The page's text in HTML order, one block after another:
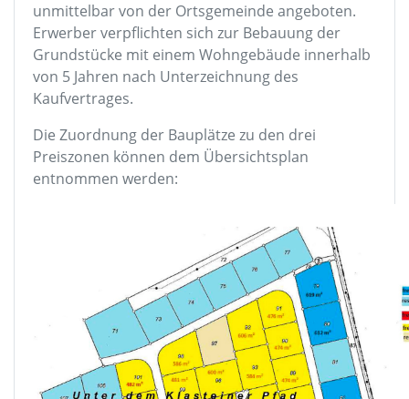
unmittelbar von der Ortsgemeinde angeboten.
Erwerber verpflichten sich zur Bebauung der
Grundstücke mit einem Wohngebäude innerhalb
von 5 Jahren nach Unterzeichnung des
Kaufvertrages.
Die Zuordnung der Bauplätze zu den drei
Preiszonen können dem Übersichtsplan
entnommen werden: